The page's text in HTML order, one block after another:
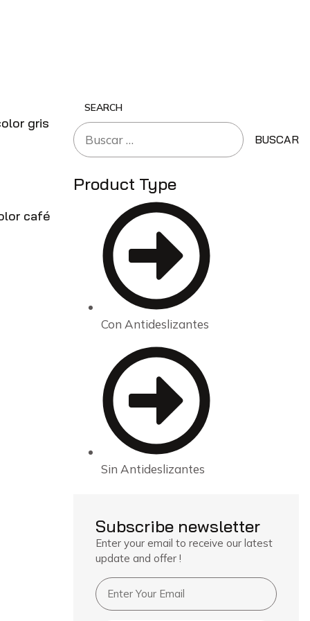
gris
café
SEARCH
Product Type
Con Antideslizantes
Sin Antideslizantes
Subscribe newsletter
Enter your email to receive our latest
update and offer !